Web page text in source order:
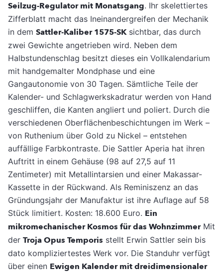
Seilzug-Regulator mit Monatsgang. Ihr skelettiertes
Zifferblatt macht das Ineinandergreifen der Mechanik
in dem Sattler-Kaliber 1575-SKsichtbar, das durch
zwei Gewichte angetrieben wird. Neben dem
Halbstundenschlag besitzt dieses ein Vollkalendarium
mit handgemalter Mond­phase und eine
Gangautonomie von 30 Tagen. Sämtliche Teile der
Kalender- und Schlag­werkskadratur werden von Hand
geschliffen, die Kanten angliert und poliert. Durch die
verschiedenen Oberflächenbeschichtungen im Werk –
von Ruthenium über Gold zu Nickel – entstehen
auffällige Farbkontraste. Die Sattler Aperia hat ihren
Auftritt in einem Gehäuse (98 auf 27,5 auf 11
Zentimeter) mit Metall­intarsien und einer Makassar-
Kassette in der Rückwand. Als Reminiszenz an das
Grün­dungsjahr der Manufaktur ist ihre Auflage auf 58
Stück limitiert. Kosten: 18.600 Euro. Ein
mikromechanischer Kosmos für das WohnzimmerMit
der Troja Opus Temporis stellt Erwin Sattler sein bis
dato kompliziertestes Werk vor. Die Standuhr verfügt
über einen Ewigen Kalender mit dreidimensionaler